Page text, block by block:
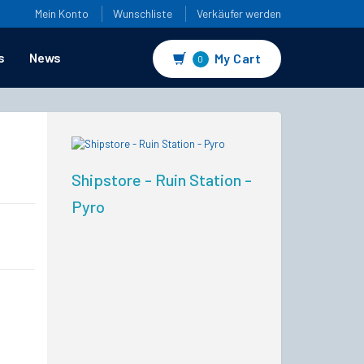
Mein Konto Wunschliste Verkäufer werden
News 0 My Cart
Shipstore - Ruin Station -
Pyro